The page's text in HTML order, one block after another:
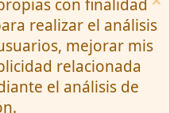
reglas
R
S
S
® © 2010-
con finalidad
realizar el análisis
mejorar mis
relacionada
el análisis de